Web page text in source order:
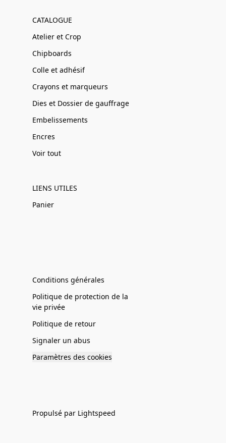
CATALOGUE
Atelier et Crop
Chipboards
Colle et adhésif
Crayons et marqueurs
Dies et Dossier de gauffrage
Embelissements
Encres
Voir tout
LIENS UTILES
Panier
Conditions générales
Politique de protection de la
vie privée
Politique de retour
Signaler un abus
Paramètres des cookies
Propulsé par Lightspeed